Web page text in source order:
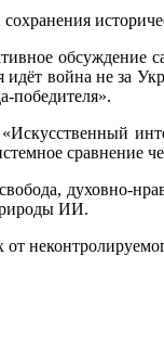
обсуждение
война не за
победителя».
сравнение
духовно-
ИИ.